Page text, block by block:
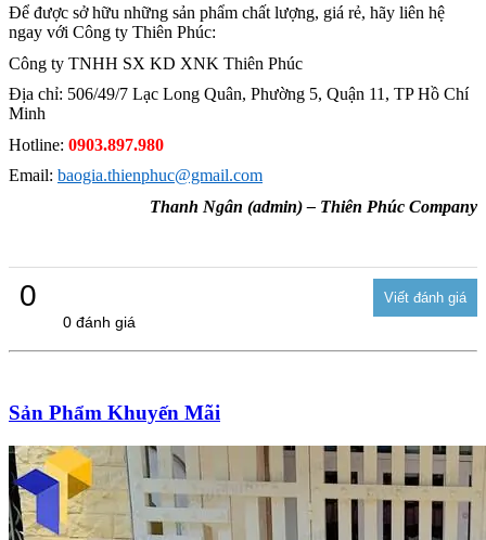
Để được sở hữu những sản phẩm chất lượng, giá rẻ, hãy liên hệ
ngay với Công ty Thiên Phúc:
Công ty TNHH SX KD XNK Thiên Phúc
Địa chỉ: 506/49/7 Lạc Long Quân, Phường 5, Quận 11, TP Hồ Chí
Minh
Hotline: 0903.897.980
Email: baogia.thienphuc@gmail.com
Thanh Ngân (admin) – Thiên Phúc Company
0
0 đánh giá
Sản Phẩm Khuyến Mãi